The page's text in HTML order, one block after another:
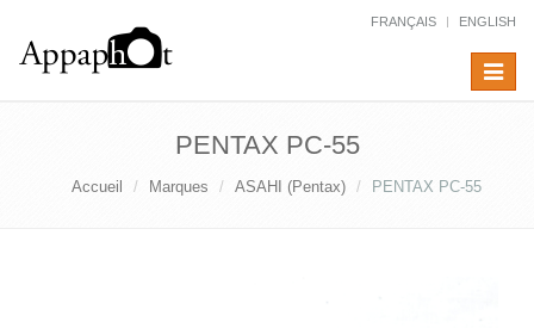
FRANÇAIS ENGLISH
Toggle
PENTAX PC-55
Accueil Marques ASAHI (Pentax) PENTAX PC-55